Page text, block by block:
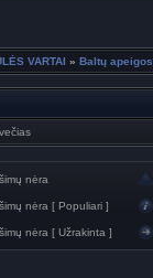
VARTAI » Baltų apeigos
nėra
nėra [ Populiari ]
nėra [ Užrakinta ]